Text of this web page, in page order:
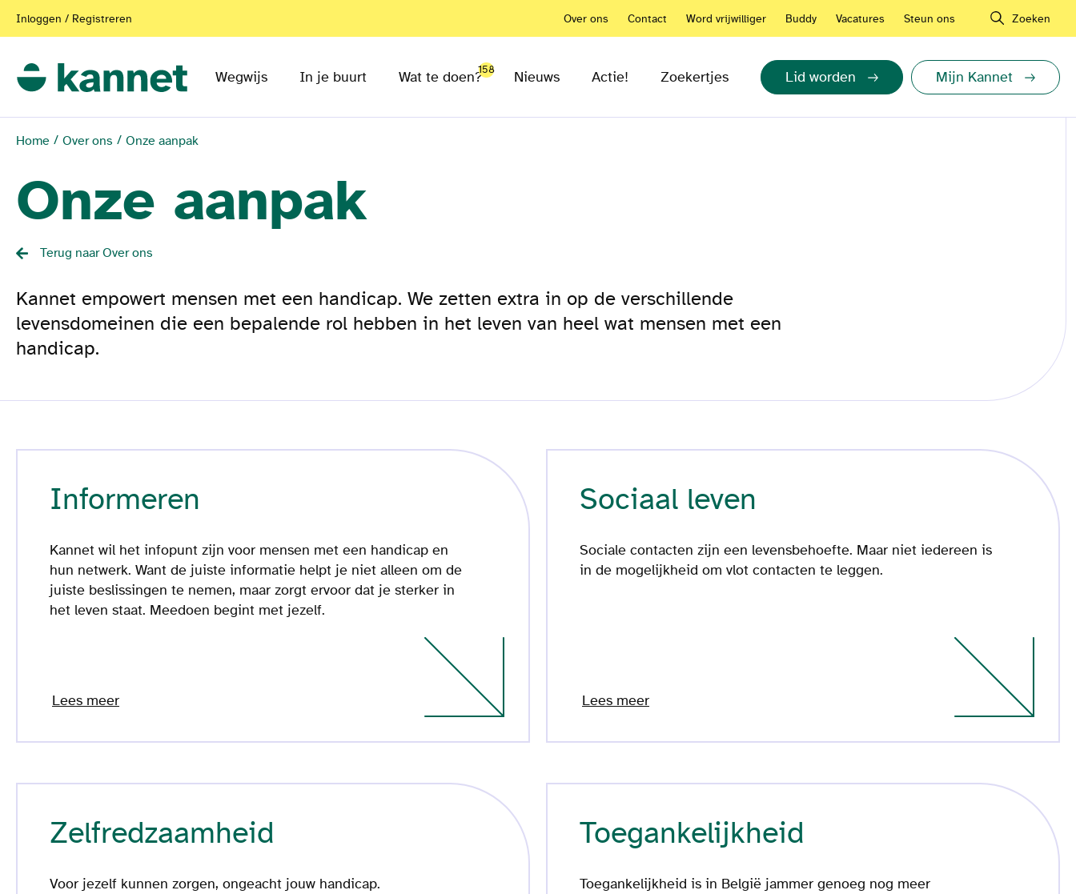
Inloggen / Registreren Over ons Contact Word vrijwilliger Buddy Vacatures Steun ons Zoeken
Wegwijs In je buurt Wat te doen?158 Nieuws Actie! Zoekertjes Lid worden Mijn Kannet
Home Over ons Onze aanpak
Onze aanpak
Terug naar Over ons
Kannet empowert mensen met een handicap. We zetten extra in op de verschillende
levensdomeinen die een bepalende rol hebben in het leven van heel wat mensen met een
handicap.
Informeren
Kannet wil het infopunt zijn voor mensen met een handicap en
hun netwerk. Want de juiste informatie helpt je niet alleen om de
juiste beslissingen te nemen, maar zorgt ervoor dat je sterker in
het leven staat. Meedoen begint met jezelf.
Lees meer
Sociaal leven
Sociale contacten zijn een levensbehoefte. Maar niet iedereen is
in de mogelijkheid om vlot contacten te leggen.
Lees meer
Zelfredzaamheid
Voor jezelf kunnen zorgen, ongeacht jouw handicap.
Toegankelijkheid
Toegankelijkheid is in België jammer genoeg nog meer